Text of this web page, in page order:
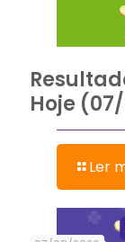
Hoje
Ler